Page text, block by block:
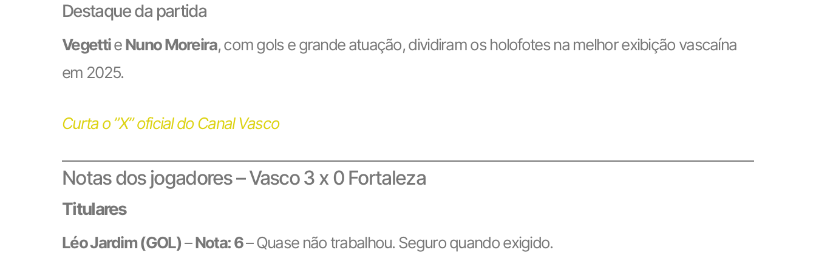
Destaque da partida
VegettieNuno Moreira, com gols e grande atuação, dividiram os holofotes na melhor exibição vascaína
em 2025.
Curta o ”X” oficial do Canal Vasco
Notas dos jogadores – Vasco 3 x 0 Fortaleza
Titulares
Léo Jardim (GOL)–Nota: 6– Quase não trabalhou. Seguro quando exigido.